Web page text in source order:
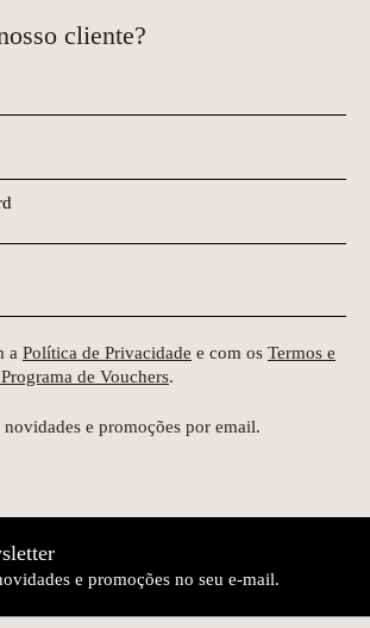
cliente?
a Política de Privacidade e com os Termos e
de Vouchers.
novidades e promoções por email.
e promoções no seu e-mail.